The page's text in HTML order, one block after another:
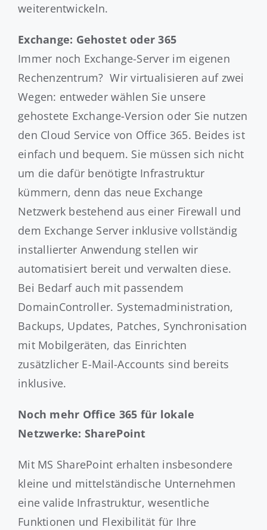
weiterentwickeln.
Exchange: Gehostet oder 365
Immer noch Exchange-Server im eigenen
Rechenzentrum? Wir virtualisieren auf zwei
Wegen: entweder wählen Sie unsere
gehostete Exchange-Version oder Sie nutzen
den Cloud Service von Office 365. Beides ist
einfach und bequem. Sie müssen sich nicht
um die dafür benötigte Infrastruktur
kümmern, denn das neue Exchange
Netzwerk bestehend aus einer Firewall und
dem Exchange Server inklusive vollständig
installierter Anwendung stellen wir
automatisiert bereit und verwalten diese.
Bei Bedarf auch mit passendem
DomainController. Systemadministration,
Backups, Updates, Patches, Synchronisation
mit Mobilgeräten, das Einrichten
zusätzlicher E-Mail-Accounts sind bereits
inklusive.
Noch mehr Office 365 für lokale
Netzwerke: SharePoint
Mit MS SharePoint erhalten insbesondere
kleine und mittelständische Unternehmen
eine valide Infrastruktur, wesentliche
Funktionen und Flexibilität für Ihre